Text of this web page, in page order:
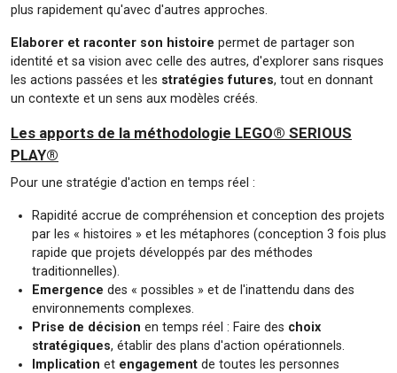
plus rapidement qu'avec d'autres approches.
Elaborer et raconter son histoire permet de partager son
identité et sa vision avec celle des autres, d'explorer sans risques
les actions passées et les stratégies futures, tout en donnant
un contexte et un sens aux modèles créés.
Les apports de la méthodologie LEGO® SERIOUS
PLAY®
Pour une stratégie d'action en temps réel :
Rapidité accrue de compréhension et conception des projets
par les « histoires » et les métaphores (conception 3 fois plus
rapide que projets développés par des méthodes
traditionnelles).
Emergence des « possibles » et de l'inattendu dans des
environnements complexes.
Prise de décision en temps réel : Faire des choix
stratégiques, établir des plans d'action opérationnels.
Implication et engagement de toutes les personnes